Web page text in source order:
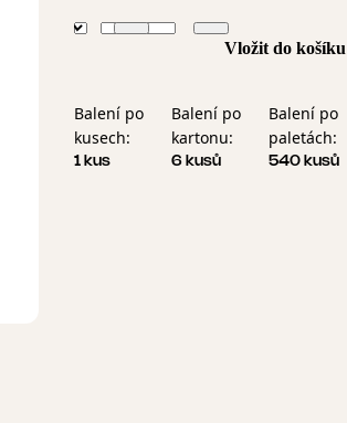
Vložit do košíku
Balení po
kusech:
1 kus
Balení po
kartonu:
6 kusů
Balení po
paletách:
540 kusů